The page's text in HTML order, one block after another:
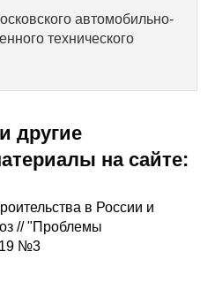
коррупции
автомобильно-
технического
другие
на сайте:
в России и
// "Проблемы
№3